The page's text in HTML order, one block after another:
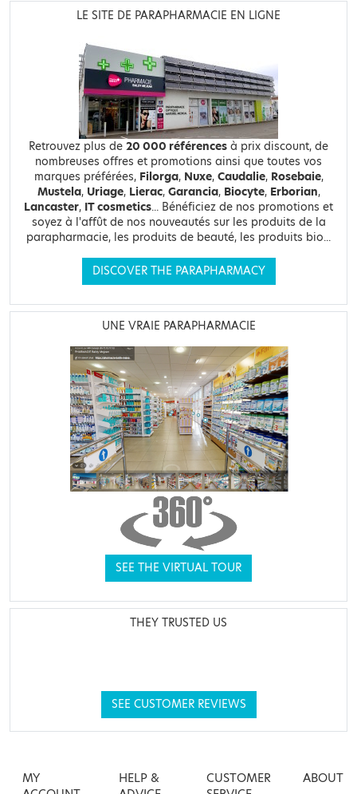
LE SITE DE PARAPHARMACIE EN LIGNE
Retrouvez plus de 20 000 références à prix discount, de
nombreuses offres et promotions ainsi que toutes vos
marques préférées, Filorga, Nuxe, Caudalie, Rosebaie,
Mustela, Uriage, Lierac, Garancia, Biocyte, Erborian,
Lancaster, IT cosmetics... Bénéficiez de nos promotions et
soyez à l'affût de nos nouveautés sur les produits de la
parapharmacie, les produits de beauté, les produits bio...
DISCOVER THE PARAPHARMACY
UNE VRAIE PARAPHARMACIE
SEE THE VIRTUAL TOUR
THEY TRUSTED US
SEE CUSTOMER REVIEWS
MY
HELP &
CUSTOMER
ABOUT